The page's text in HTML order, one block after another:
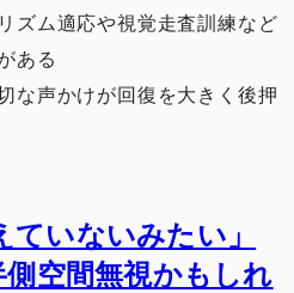
ズム適応や視覚走査訓練など
ある
な声かけが回復を大きく後押
ていないみたい」
空間無視かもしれ